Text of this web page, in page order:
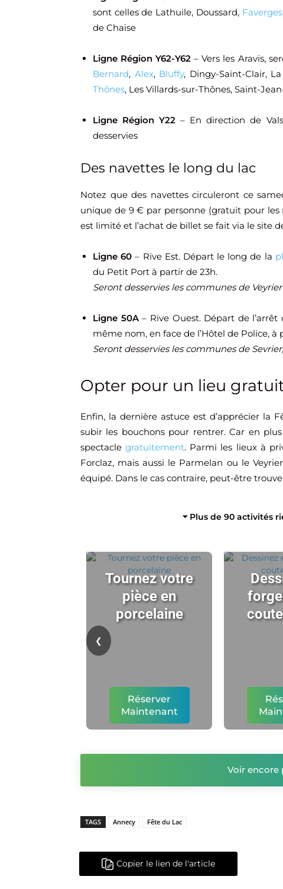
sont celles de Lathuile, Doussard, Faverges
de Chaise
Ligne Région Y62-Y62 – Vers les Aravis,
Bernard, Alex, Bluffy, Dingy-Saint-Clair,
Thônes, Les Villards-sur-Thônes, Saint-
Ligne Région Y22 – En direction de
desservies
Des navettes le long du lac
Notez que des navettes circuleront ce
unique de 9 € par personne (gratuit pour
est limité et l’achat de billet se fait via le site
Ligne 60 – Rive Est. Départ le long de la
du Petit Port à partir de 23h.
Seront desservies les communes de
Ligne 50A– Rive Ouest. Départ de l’arrêt
même nom, en face de l’Hôtel de Police, à
Seront desservies les communes de
Opter pour un lieu
Enfin, la dernière astuce est d’apprécier la
subir les bouchons pour rentrer. Car en
spectaclegratuitement. Parmi les lieux à
Forclaz, mais aussi le Parmelan ou le
équipé. Dans le cas contraire, peut-être
⏷ Plus de 90 activités
Tournez votre
pièce en
porcelaine
Réserver
Maintenant
❮
Voir encore
TAGS Annecy Fête du Lac
Copier le lien de l'article